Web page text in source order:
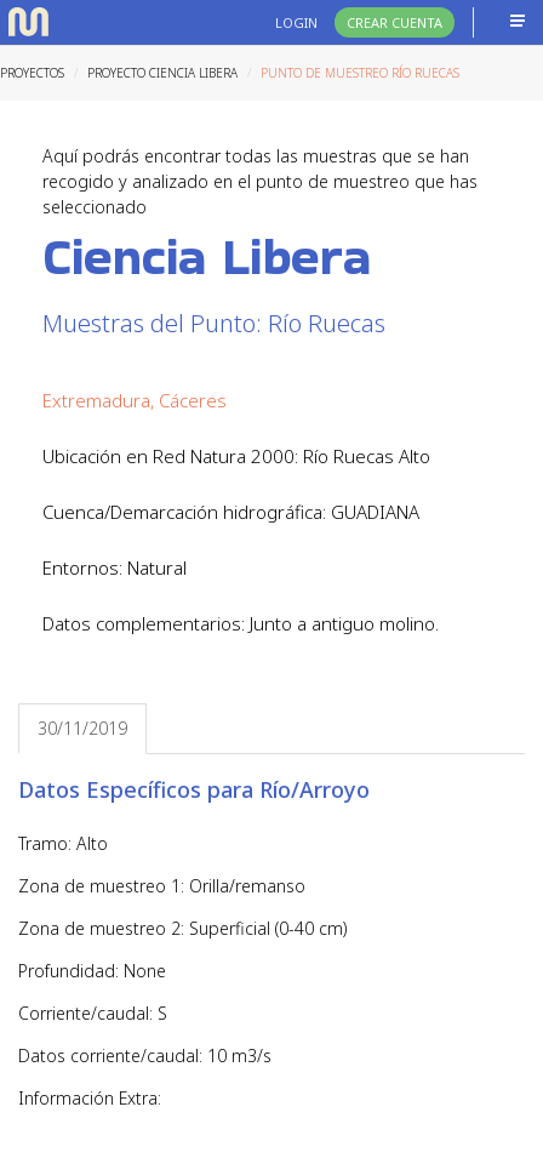
LOGIN CREAR CUENTA
PROYECTOS PROYECTO CIENCIA LIBERA PUNTO DE MUESTREO RÍO RUECAS
Aquí podrás encontrar todas las muestras que se han
recogido y analizado en el punto de muestreo que has
seleccionado
Ciencia Libera
Muestras del Punto: Río Ruecas
Extremadura, Cáceres
Ubicación en Red Natura 2000: Río Ruecas Alto
Cuenca/Demarcación hidrográfica: GUADIANA
Entornos: Natural
Datos complementarios: Junto a antiguo molino.
30/11/2019
Datos Específicos para Río/Arroyo
Tramo: Alto
Zona de muestreo 1: Orilla/remanso
Zona de muestreo 2: Superficial (0-40 cm)
Profundidad: None
Corriente/caudal: S
Datos corriente/caudal: 10 m3/s
Información Extra: